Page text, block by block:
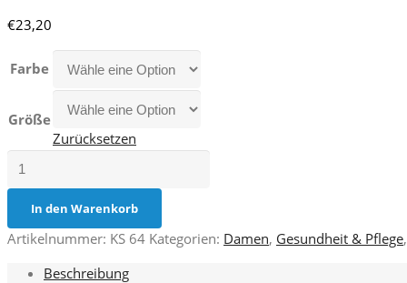
€23,20
Farbe
Größe
Zurücksetzen
Überwurfkasack
MengeIn den Warenkorb
Artikelnummer: KS 64 Kategorien: Damen, Gesundheit & Pflege
Beschreibung